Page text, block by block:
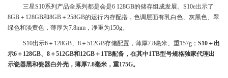
三星S10系列产品全系列都是会是6 128GB的储存组成发展。S10e出示了
8GB＋128GB和8GB＋258GB的运行内存配搭，色调层面有乳白色、灰黑色、翠
绿色和淡黄色，薄厚为7.8mm，净重为150g。
S10出示6＋128GB、8＋512GB存储配置，薄厚7.8毫米、重157g； S10＋出
示6＋128GB、8＋512GB和12GB＋1TB配备，在其中1TB型号规格独家代理出
示瓷器黑和瓷器白外壳，薄厚7.8毫米，重175G。